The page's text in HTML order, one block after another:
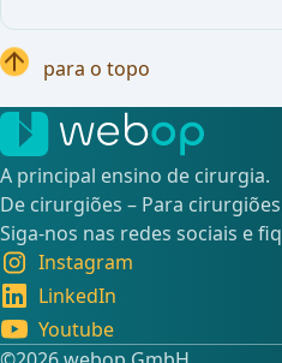
para o topo
A principal ensino de cirurgia.
De cirurgiões – Para
Siga-nos nas redes sociais e
Instagram
LinkedIn
Youtube